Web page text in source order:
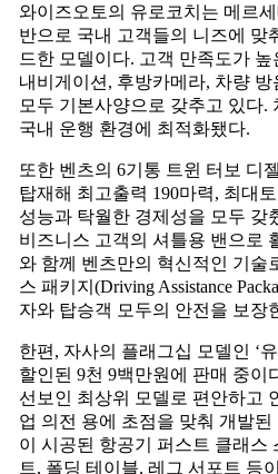
와이즈오토의 유로코치는 메르
반으로 국내 고객들의 니즈에 맞
드한 모델이다. 고객 만족도가
내비게이션, 후방카메라, 차량
모두 기본사양으로 갖추고 있다.
국내 운행 환경에 최적화됐다.
또한 벤츠의 6기통 트윈 터보 디
탑재해 최고출력 190마력, 최대
성능과 탁월한 경제성을 모두 갖
비즈니스 고객의 셔틀용 밴으로
와 함께 벤츠만의 혁신적인 기술
스 패키지(Driving Assistance
자와 탑승객 모두의 안전을 보장
한편, 자사의 플래그십 모델인 ‘
할인된 9천 9백만원에 판매 중이
선보인 최상위 모델로 편안하고
업 의전 용에 초점을 맞춰 개발
이 시공된 항공기 퍼스트 클래스
트, 폴딩 테이블, 레그 서포트 등